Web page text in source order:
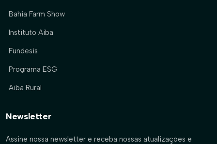
Bahia Farm Show
Instituto Aiba
Fundesis
Programa ESG
Aiba Rural
Newsletter
Assine nossa newsletter e receba nossas atualizações e